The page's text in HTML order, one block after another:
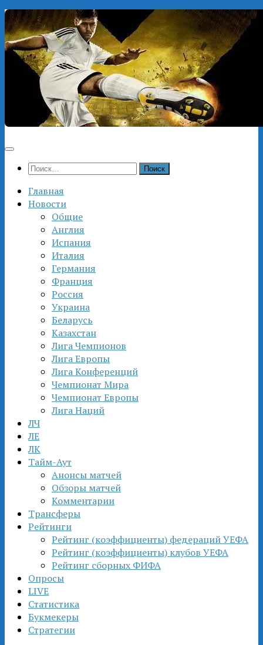
Перейти
к
содержимому
Найти:
Главная
Новости
Общие
Англия
Испания
Италия
Германия
Франция
Россия
Украина
Беларусь
Казахстан
Лига Чемпионов
Лига Европы
Лига Конференций
Чемпионат Мира
Чемпионат Европы
Лига Наций
ЛЧ
ЛЕ
ЛК
Тайм-Аут
Анонсы матчей
Обзоры матчей
Комментарии
Трансферы
Рейтинги
Рейтинг (коэффициенты) федераций УЕФА
Рейтинг (коэффициенты) клубов УЕФА
Рейтинг сборных ФИФА
Опросы
LIVE
Статистика
Букмекеры
Стратегии